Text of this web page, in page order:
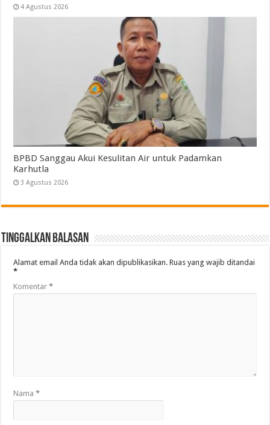
4 Agustus 2026
BPBD Sanggau Akui Kesulitan Air untuk Padamkan
Karhutla
3 Agustus 2026
Tinggalkan Balasan
Alamat email Anda tidak akan dipublikasikan. Ruas yang wajib ditandai
*
Komentar*
Nama*